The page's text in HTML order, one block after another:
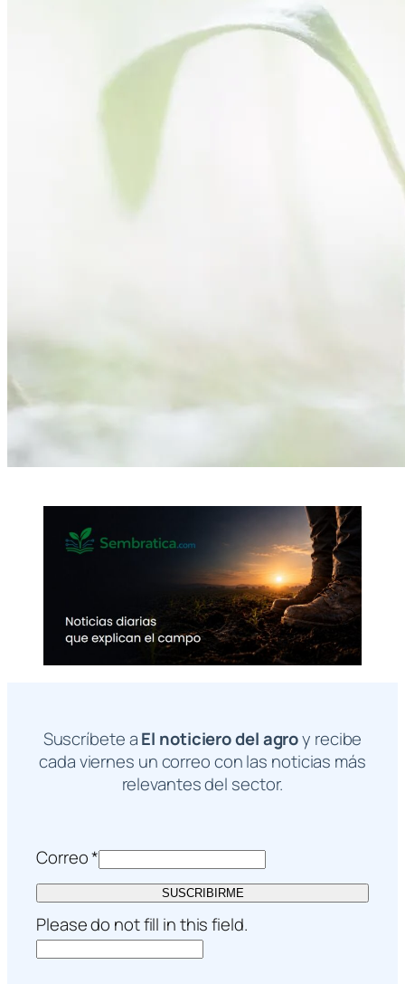
Suscríbete aEl noticiero del agroy recibe
cada viernes un correo con las noticias más
relevantes del sector.
Correo*
SUSCRIBIRME
Please do not fill in this field.